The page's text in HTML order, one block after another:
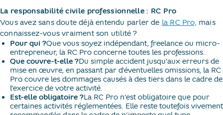
La responsabilité civile professionnelle : RC Pro
Vous avez sans doute déjà entendu parler de la RC Pro, mais
connaissez-vous vraiment son utilité ?
Pour qui ?Que vous soyez indépendant, freelance ou micro-
entrepreneur, la RC Pro concerne toutes les professions.
Que couvre-t-elle ?Du simple accident jusqu’aux erreurs de
mise en œuvre, en passant par d’éventuelles omissions, la RC
Pro couvre les dommages causés à des tiers dans le cadre de
l’exercice de votre activité.
Est-elle obligatoire ?La RC Pro n’est obligatoire que pour
certaines activités réglementées. Elle reste toutefois vivement